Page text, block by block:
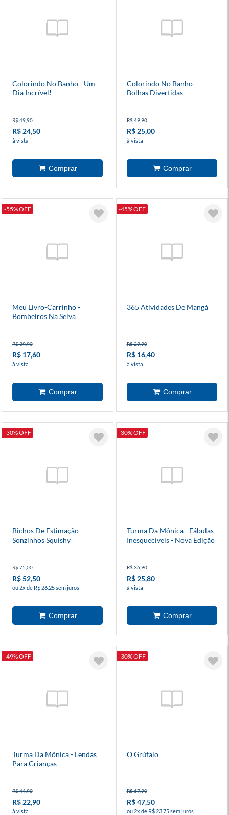
Colorindo No Banho - Um
Dia Incrível!
R$ 49,90
R$ 24,50
à vista
Colorindo No Banho -
Bolhas Divertidas
R$ 49,90
R$ 25,00
à vista
-55% OFF
Meu Livro-Carrinho -
Bombeiros Na Selva
R$ 39,90
R$ 17,60
à vista
-45% OFF
365 Atividades De Mangá
R$ 29,90
R$ 16,40
à vista
-30% OFF
Bichos De Estimação -
Sonzinhos Squishy
R$ 75,00
R$ 52,50
ou 2x de R$ 26,25 sem juros
-30% OFF
Turma Da Mônica - Fábulas
Inesquecíveis - Nova Edição
R$ 36,90
R$ 25,80
à vista
-49% OFF
Turma Da Mônica - Lendas
Para Crianças
R$ 44,90
R$ 22,90
à vista
-30% OFF
O Grúfalo
R$ 67,90
R$ 47,50
ou 2x de R$ 23,75 sem juros